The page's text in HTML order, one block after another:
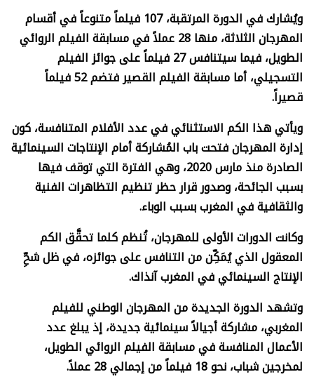
ويُشارك في الدورة المرتقبة، 107 فيلماً متنوعاً في أقسام
المهرجان الثلاثة، منها 28 عملاً في مسابقة الفيلم الروائي
الطويل، فيما سيتنافس 27 فيلماً على جوائز الفيلم
التسجيلي، أما مسابقة الفيلم القصير فتضم 52 فيلماً
قصيراً.
ويأتي هذا الكم الاستثنائي في عدد الأفلام المتنافسة، كون
إدارة المهرجان فتحت باب المُشاركة أمام الإنتاجات السينمائية
الصادرة منذ مارس 2020، وهي الفترة التي توقف فيها
بسبب الجائحة، وصدور قرار حظر تنظيم التظاهرات الفنية
والثقافية في المغرب بسبب الوباء.
وكانت الدورات الأولى للمهرجان، تُنظم كلما تحقَّق الكم
المعقول الذي يُمَكِّن من التنافس على جوائزه، في ظل شحِّ
الإنتاج السينمائي في المغرب آنذاك.
وتشهد الدورة الجديدة من المهرجان الوطني للفيلم
المغربي، مشاركة أجيالاً سينمائية جديدة، إذ يبلغ عدد
الأعمال المنافسة في مسابقة الفيلم الروائي الطويل،
لمخرجين شباب، نحو 18 فيلماً من إجمالي 28 عملاً.